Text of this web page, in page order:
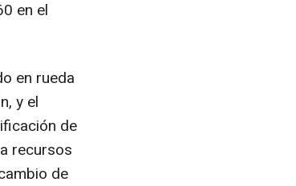
en el
en rueda
y el
de
recursos
de